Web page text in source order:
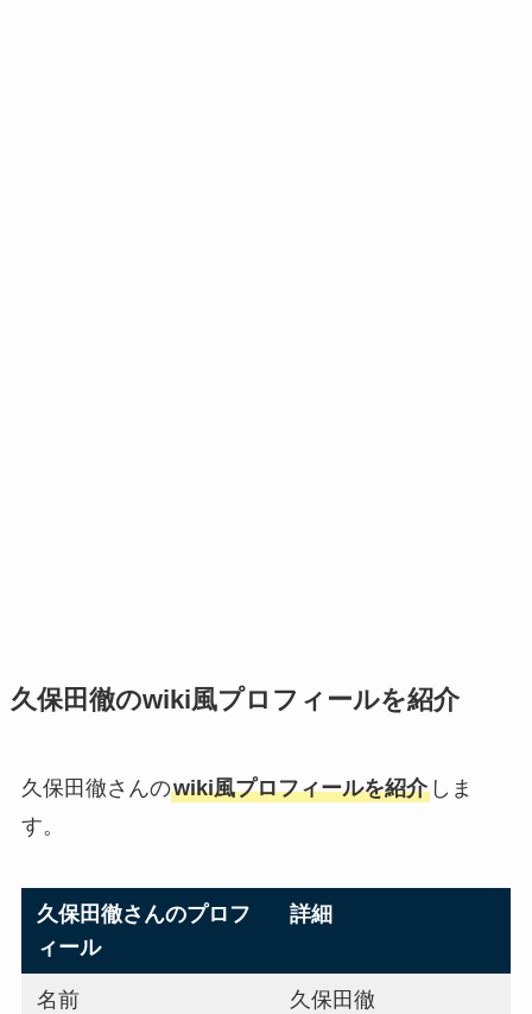
久保田徹のwiki風プロフィールを紹介
久保田徹さんのwiki風プロフィールを紹介しま
す。
久保田徹さんのプロフ
ィール
詳細
名前 久保田徹